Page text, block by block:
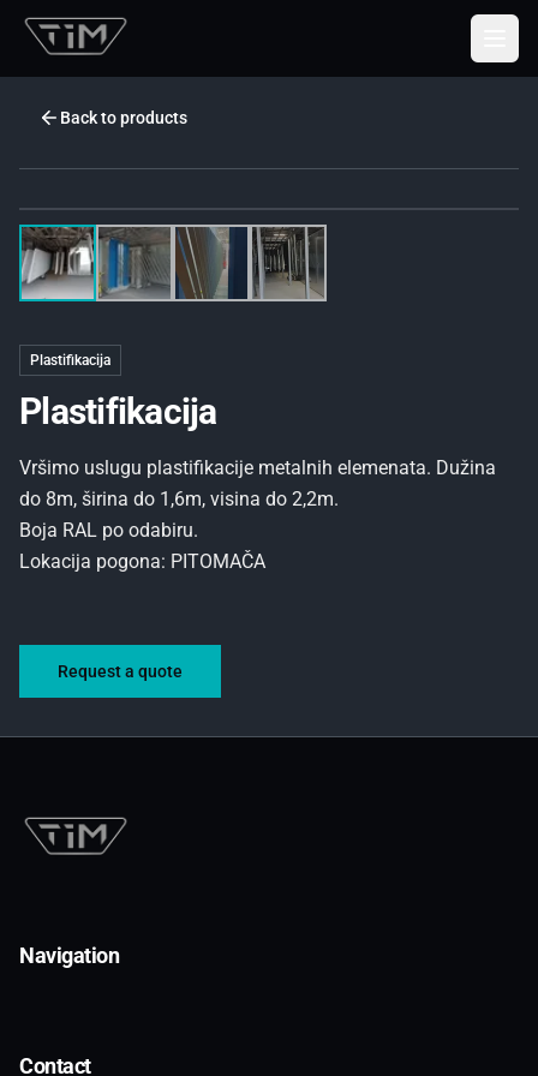
Back to products
Plastifikacija
Plastifikacija
Vršimo uslugu plastifikacije metalnih elemenata. Dužina
do 8m, širina do 1,6m, visina do 2,2m.
Boja RAL po odabiru.
Lokacija pogona: PITOMAČA
Request a quote
Navigation
Contact